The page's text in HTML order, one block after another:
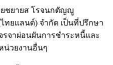
ชยายส โรจนกตัญญู
ทยแลนด์) จำกัด เป็นที่ปรึกษา
รจาผ่อนผันการชำระหนี้และ
น่วยงานอื่นๆ